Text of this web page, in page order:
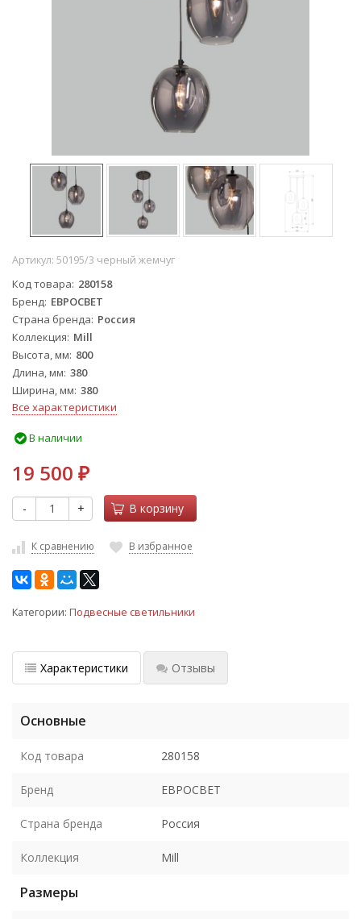
Артикул: 50195/3 черный жемчуг
Код товара 280158
Бренд ЕВРОСВЕТ
Страна бренда Россия
Коллекция Mill
Высота, мм 800
Длина, мм 380
Ширина, мм 380
Все характеристики
В наличии
19 500 ₽
- + В корзину
К сравнению В избранное
Категории: Подвесные светильники
Характеристики Отзывы
Основные
Код товара 280158
Бренд ЕВРОСВЕТ
Страна бренда Россия
Коллекция Mill
Размеры